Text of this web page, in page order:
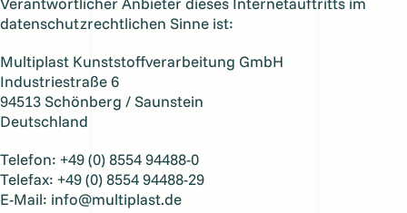
datenschutzrechtlichen Sinne ist:
Multiplast Kunststoffverarbeitung GmbH
Industriestraße 6
94513 Schönberg / Saunstein
Deutschland
Telefon: +49 (0) 8554 94488-0
Telefax: +49 (0) 8554 94488-29
E-Mail: info@multiplast.de